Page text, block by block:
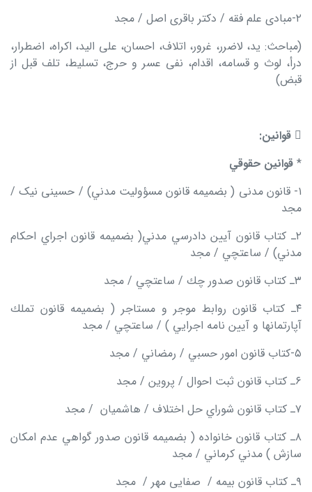
۲-مبادی علم فقه / دکتر باقری اصل / مجد
(مباحث: ید، لاضرر، غرور، اتلاف، احسان، علی الید، اکراه، اضطرار،
درأ، لوث و قسامه، اقدام، نفی عسر و حرج، تسلیط، تلف قبل از
قبض)
 قوانين:
* قوانين حقوقي
۱- قانون مدنی ( بضمیمه قانون مسؤوليت مدني) / حسینی نیک /
مجد
۲ـ كتاب قانون آيين دادرسي مدني( بضمیمه قانون اجراي احكام
مدني) / ساعتچي / مجد
۳ـ كتاب قانون صدور چك / ساعتچي / مجد
۴ـ كتاب قانون روابط موجر و مستاجر ( بضمیمه قانون تملك
آپارتمانها و آيين نامه اجرايي ) / ساعتچي / مجد
۵-كتاب قانون امور حسبي / رمضاني / مجد
۶ـ كتاب قانون ثبت احوال / پروين / مجد
۷ـ كتاب قانون شوراي حل اختلاف / هاشمیان / مجد
۸ـ كتاب قانون خانواده ( بضمیمه قانون صدور گواهي عدم امكان
سازش ) مدني كرماني / مجد
۹ـ كتاب قانون بيمه / صفایی مهر / مجد